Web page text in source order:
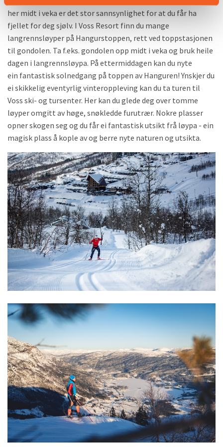
her midt i veka er det stor sannsynlighet for at du får ha
fjellet for deg sjølv. I Voss Resort finn du mange
langrennsløyper på Hangurstoppen, rett ved toppstasjonen
til gondolen. Ta f.eks. gondolen opp midt i veka og bruk heile
dagen i langrennsløypa. På ettermiddagen kan du nyte
ein fantastisk solnedgang på toppen av Hanguren! Ynskjer du
ei skikkelig eventyrlig vinteroppleving kan du ta turen til
Voss ski- og tursenter. Her kan du glede deg over tomme
løyper omgitt av høge, snøkledde furutrær. Nokre plasser
opner skogen seg og du får ei fantastisk utsikt frå løypa - ein
magisk plass å kople av og berre nyte naturen og utsikta.